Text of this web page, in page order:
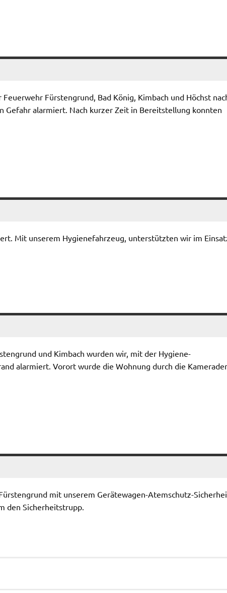
Fürstengrund, Bad König, Kimbach und Höchst
Gefahr alarmiert. Nach kurzer Zeit in Bereitstellung konnten
Mit unserem Hygienefahrzeug, unterstützten wir im
und Kimbach wurden wir, mit der Hygiene-
alarmiert. Vorort wurde die Wohnung durch die
mit unserem Gerätewagen-Atemschutz-
den Sicherheitstrupp.